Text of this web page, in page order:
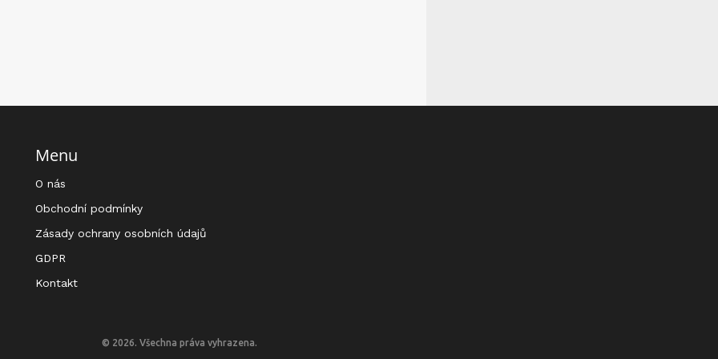
Menu
O nás
Obchodní podmínky
Zásady ochrany osobních údajů
GDPR
Kontakt
© 2026. Všechna práva vyhrazena.